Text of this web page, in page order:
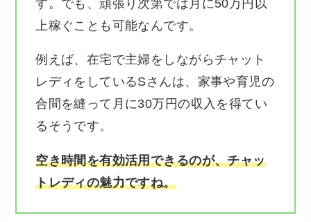
す。でも、頑張り次第では月に50万円以
上稼ぐことも可能なんです。
例えば、在宅で主婦をしながらチャット
レディをしているSさんは、家事や育児の
合間を縫って月に30万円の収入を得てい
るそうです。
空き時間を有効活用できるのが、チャッ
トレディの魅力ですね。